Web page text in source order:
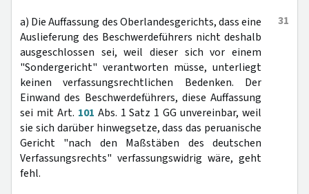
31
a) Die Auffassung des Oberlandesgerichts, dass eine
Auslieferung des Beschwerdeführers nicht deshalb
ausgeschlossen sei, weil dieser sich vor einem
"Sondergericht" verantworten müsse, unterliegt
keinen verfassungsrechtlichen Bedenken. Der
Einwand des Beschwerdeführers, diese Auffassung
sei mit Art. 101 Abs. 1 Satz 1 GG unvereinbar, weil
sie sich darüber hinwegsetze, dass das peruanische
Gericht "nach den Maßstäben des deutschen
Verfassungsrechts" verfassungswidrig wäre, geht
fehl.